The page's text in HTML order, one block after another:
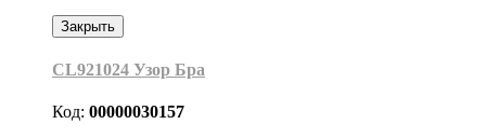
Закрыть
CL921024 Узор Бра
Код: 00000030157